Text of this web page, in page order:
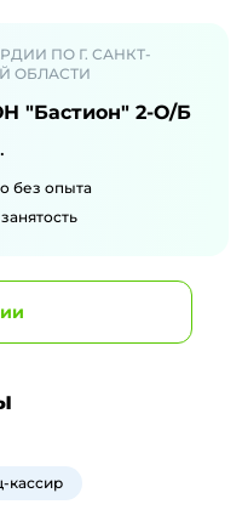
ПО Г. САНКТ-
ОБЛАСТИ
"Бастион" 2-О/Б
без опыта
кассир